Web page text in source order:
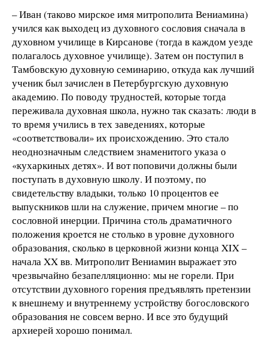
– Иван (таково мирское имя митрополита Вениамина)
учился как выходец из духовного сословия сначала в
духовном училище в Кирсанове (тогда в каждом уезде
полагалось духовное училище). Затем он поступил в
Тамбовскую духовную семинарию, откуда как лучший
ученик был зачислен в Петербургскую духовную
академию. По поводу трудностей, которые тогда
переживала духовная школа, нужно так сказать: люди в
то время учились в тех заведениях, которые
«соответствовали» их происхождению. Это стало
неоднозначным следствием знаменитого указа о
«кухаркиных детях». И вот поповичи должны были
поступать в духовную школу. И поэтому, по
свидетельству владыки, только 10 процентов ее
выпускников шли на служение, причем многие – по
сословной инерции. Причина столь драматичного
положения кроется не столько в уровне духовного
образования, сколько в церковной жизни конца XIX –
начала XX вв. Митрополит Вениамин выражает это
чрезвычайно безапелляционно: мы не горели. При
отсутствии духовного горения предъявлять претензии
к внешнему и внутреннему устройству богословского
образования не совсем верно. И все это будущий
архиерей хорошо понимал.